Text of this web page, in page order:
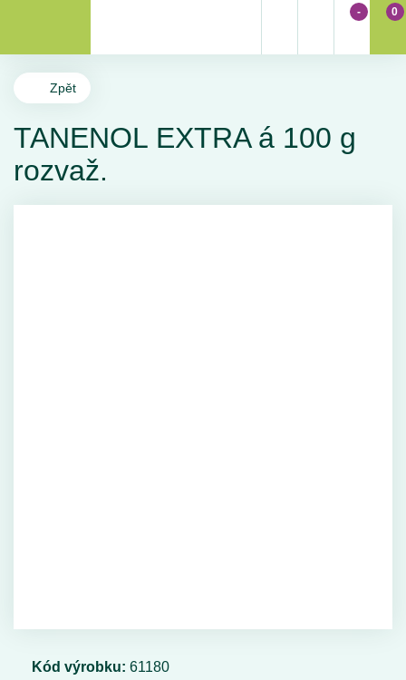
- 0
Zpět
TANENOL EXTRA á 100 g
rozvaž.
Kód výrobku: 61180